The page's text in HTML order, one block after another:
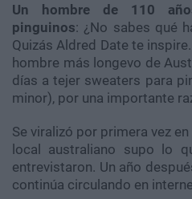
Un hombre de 110
pinguinos: ¿No sabes qué
Quizás Aldred Date te
hombre más longevo de
días a tejer sweaters para
minor), por una importante
Se viralizó por primera vez
local australiano supo lo
entrevistaron. Un año
continúa circulando en